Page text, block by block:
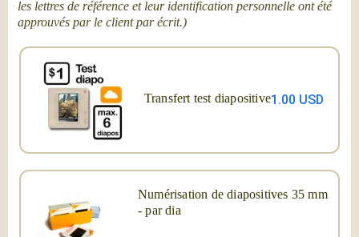
les lettres de référence et leur identification personnelle ont été
approuvés par le client par écrit.)
Transfert test diapositive1.00 USD
Numérisation de diapositives 35 mm
- par dia